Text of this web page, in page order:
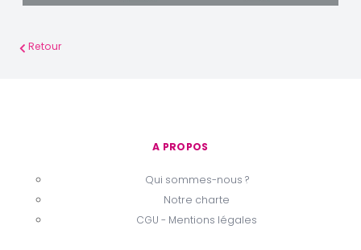
Retour
A PROPOS
Qui sommes-nous ?
Notre charte
CGU - Mentions légales